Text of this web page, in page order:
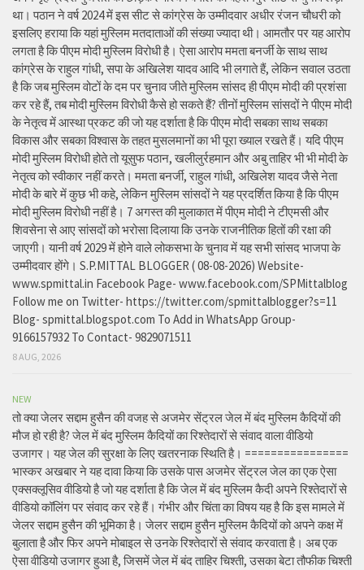
था। पठान ने वर्ष 2024 में इस सीट से कांग्रेस के उम्मीदवार अधीर रंजन चौधरी को
इसलिए हराया कि यहां मुस्लिम मतदाताओं की संख्या ज्यादा थी। आमतौर पर यह आरोप
लगता है कि पीएम मोदी मुस्लिम विरोधी है। ऐसा आरोप ममता बनर्जी के साथ साथ
कांग्रेस के राहुल गांधी, सपा के अखिलेश यादव आदि भी लगाते हैं, लेकिन सवाल उठता
है कि जब मुस्लिम वोटों के दम पर चुनाव जीते मुस्लिम सांसद ही पीएम मोदी की प्रशंसा
कर रहे हैं, तब मोदी मुस्लिम विरोधी कैसे हो सकते हैं? तीनों मुस्लिम सांसदों ने पीएम मोदी
के नेतृत्व में आस्था प्रकट की जो यह दर्शाता है कि पीएम मोदी सबका साथ सबका
विकास और सबका विश्वास के तहत मुसलमानों का भी पूरा ख्याल रखते हैं। यदि पीएम
मोदी मुस्लिम विरोधी होते तो यूसुफ पठान, खलीलुर्रहमान और अबु ताहिर भी भी मोदी के
नेतृत्व को स्वीकार नहीं करते। ममता बनर्जी, राहुल गांधी, अखिलेश यादव जैसे नेता
मोदी के बारे में कुछ भी कहे, लेकिन मुस्लिम सांसदों ने यह प्रदर्शित किया है कि पीएम
मोदी मुस्लिम विरोधी नहीं है। 7 अगस्त की मुलाकात में पीएम मोदी ने टीएमसी और
शिवसेना से आए सांसदों को भरोसा दिलाया कि उनके राजनीतिक हितों की रक्षा की
जाएगी। यानी वर्ष 2029 में होने वाले लोकसभा के चुनाव में यह सभी सांसद भाजपा के
उम्मीदवार होंगे। S.P.MITTAL BLOGGER ( 08-08-2026) Website-
www.spmittal.in Facebook Page- www.facebook.com/SPMittalblog
Follow me on Twitter- https://twitter.com/spmittalblogger?s=11
Blog- spmittal.blogspot.com To Add in WhatsApp Group-
9166157932 To Contact- 9829071511
8 AUG, 2026
NEW
तो क्या जेलर सद्दाम हुसैन की वजह से अजमेर सेंट्रल जेल में बंद मुस्लिम कैदियों की
मौज हो रही है? जेल में बंद मुस्लिम कैदियों का रिश्तेदारों से संवाद वाला वीडियो
उजागर। यह जेल की सुरक्षा के लिए खतरनाक स्थिति है। ================
भास्कर अखबार ने यह दावा किया कि उसके पास अजमेर सेंट्रल जेल का एक ऐसा
एक्सक्लूसिव वीडियो है जो यह दर्शाता है कि जेल में बंद मुस्लिम कैदी अपने रिश्तेदारों से
वीडियो कॉलिंग पर संवाद कर रहे हैं। गंभीर और चिंता का विषय यह है कि इस मामले में
जेलर सद्दाम हुसैन की भूमिका है। जेलर सद्दाम हुसैन मुस्लिम कैदियों को अपने कक्ष में
बुलाता है और फिर अपने मोबाइल से उनके रिश्तेदारों से संवाद करवाता है। अब एक
ऐसा वीडियो उजागर हुआ है, जिसमें जेल में बंद ताहिर चिश्ती, उसका बेटा तौफीक चिश्ती